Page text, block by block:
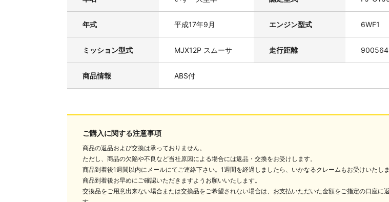
年式 平成17年9月 エンジン型式 6WF1
ミッション型式 MJX12P スムーサ 走行距離
商品情報 ABS付
ご購入に関する注意事項
商品の返品および交換は承っておりません。
ただし、商品の欠陥や不良など当社原因による場合には返品・交換をお受けします。
商品到着後1週間以内にメールにてご連絡下さい。1週間を経過しましたら、いかなるクレームもお受けいたしま
商品到着後お早めにご確認いただきますようお願いいたします。
交換品をご用意出来ない場合または交換品をご希望されない場合は、お支払いただいた金額をご指定の口座に